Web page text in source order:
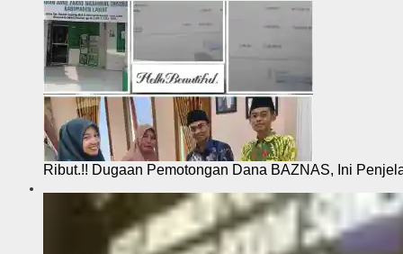
Ribut.!! Dugaan Pemotongan Dana BAZNAS, Ini